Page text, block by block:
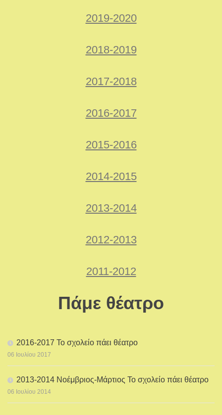
2019-2020
2018-2019
2017-2018
2016-2017
2015-2016
2014-2015
2013-2014
2012-2013
2011-2012
Πάμε θέατρο
2016-2017 Το σχολείο πάει θέατρο
06 Ιουλίου 2017
2013-2014 Νοέμβριος-Μάρτιος Το σχολείο πάει θέατρο
06 Ιουλίου 2014